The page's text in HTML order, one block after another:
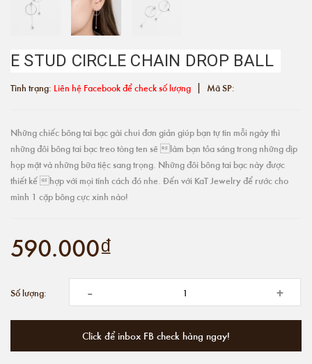
E STUD CIRCLE CHAIN DROP BALL
Tình trạng: Liên hệ Facebook để check số lượng | Mã SP:
Những chiếc bông tai bạc gài chui đơn giản giúp bạn tự tin mỗi ngày thì
những đôi bông tai bạc treo tòng ten sẽ làm bạn tỏa sáng trong những dịp
họp mặt và những bữa tiệc sang trọng. Những đôi bông tai bạc này được
thiết kế hợp với mọi tính cách đó nhe. Đến với KaT Jewelry để rước cho
mình 1 cặp bông cực xinh nào!
590.000₫
Số lượng: - +
Click để inbox FB check hàng ngay!